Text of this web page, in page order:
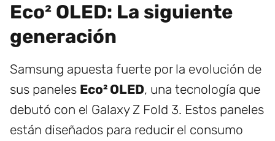
Eco² OLED: La siguiente
generación
Samsung apuesta fuerte por la evolución de
sus paneles Eco² OLED, una tecnología que
debutó con el Galaxy Z Fold 3. Estos paneles
están diseñados para reducir el consumo